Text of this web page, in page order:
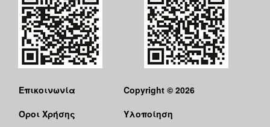
Επικοινωνία
Όροι Χρήσης
Copyright © 2026
Υλοποίηση